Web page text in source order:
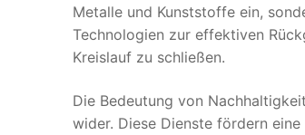
Metalle und Kunststoffe ein,
Technologien zur effektiven
Kreislauf zu schließen.
Die Bedeutung von
wider. Diese Dienste fördern